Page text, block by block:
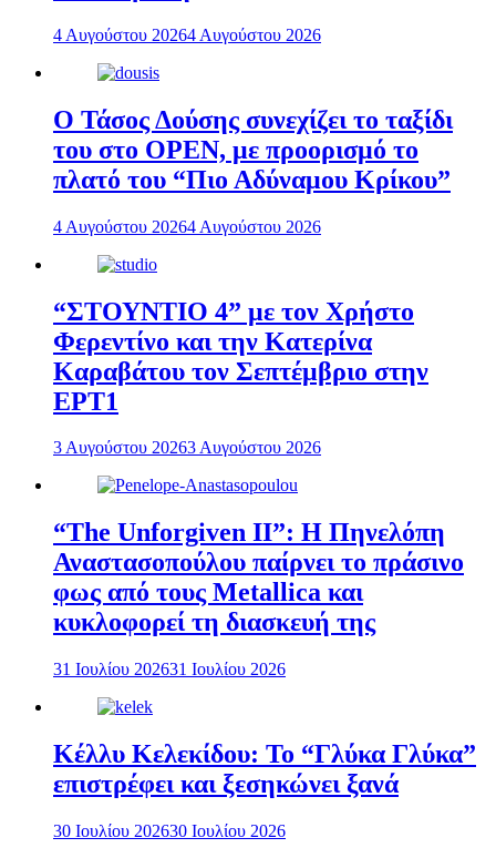
4 Αυγούστου 20264 Αυγούστου 2026
Ο Τάσος Δούσης συνεχίζει το ταξίδι
του στο OPEN, με προορισμό το
πλατό του “Πιο Αδύναμου Κρίκου”
4 Αυγούστου 20264 Αυγούστου 2026
“ΣΤΟΥΝΤΙΟ 4” με τον Χρήστο
Φερεντίνο και την Κατερίνα
Καραβάτου τον Σεπτέμβριο στην
ΕΡΤ1
3 Αυγούστου 20263 Αυγούστου 2026
“The Unforgiven II”: Η Πηνελόπη
Αναστασοπούλου παίρνει το πράσινο
φως από τους Metallica και
κυκλοφορεί τη διασκευή της
31 Ιουλίου 202631 Ιουλίου 2026
Κέλλυ Κελεκίδου: Το “Γλύκα Γλύκα”
επιστρέφει και ξεσηκώνει ξανά
30 Ιουλίου 202630 Ιουλίου 2026